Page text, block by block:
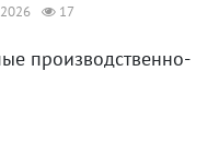
17
производственно-